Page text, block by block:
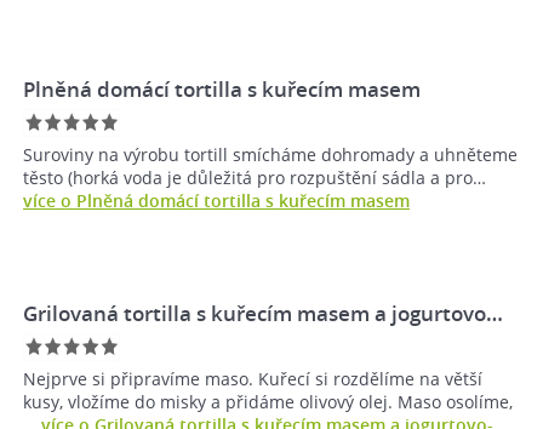
Plněná domácí tortilla s kuřecím masem
Suroviny na výrobu tortill smícháme dohromady a uhněteme
těsto (horká voda je důležitá pro rozpuštění sádla a pro…
více o Plněná domácí tortilla s kuřecím masem
Grilovaná tortilla s kuřecím masem a jogurtovo…
Nejprve si připravíme maso. Kuřecí si rozdělíme na větší
kusy, vložíme do misky a přidáme olivový olej. Maso osolíme,